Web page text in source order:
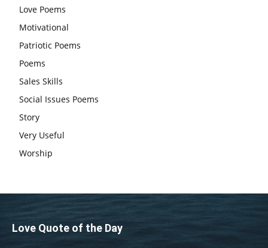
Love Poems
Motivational
Patriotic Poems
Poems
Sales Skills
Social Issues Poems
Story
Very Useful
Worship
Love Quote of the Day